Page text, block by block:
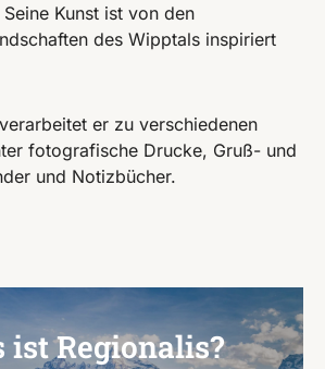
Kunst ist von den
des Wipptals inspiriert
er zu verschiedenen
fotografische Drucke, Gruß- und
und Notizbücher.
ist Regionalis?